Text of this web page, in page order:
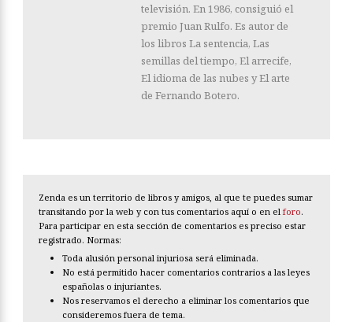
televisión. En 1986, consiguió el
premio Juan Rulfo. Es autor de
los libros La sentencia, Las
semillas del tiempo, El arrecife,
El idioma de las nubes y El arte
de Fernando Botero.
Zenda es un territorio de libros y amigos, al que te puedes sumar
transitando por la web y con tus comentarios aquí o en el foro.
Para participar en esta sección de comentarios es preciso estar
registrado. Normas:
Toda alusión personal injuriosa será eliminada.
No está permitido hacer comentarios contrarios a las leyes
españolas o injuriantes.
Nos reservamos el derecho a eliminar los comentarios que
consideremos fuera de tema.